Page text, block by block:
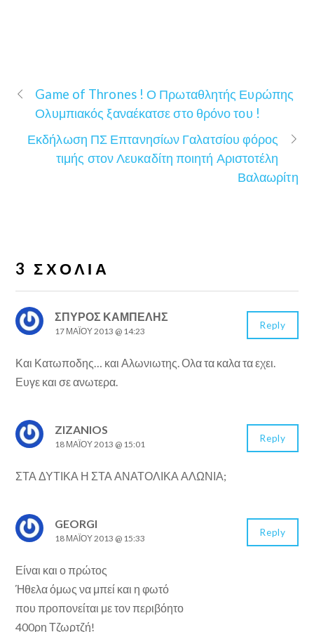
Game of Thrones ! Ο Πρωταθλητής Ευρώπης
Ολυμπιακός ξαναέκατσε στο θρόνο του !
Εκδήλωση ΠΣ Επτανησίων Γαλατσίου φόρος
τιμής στον Λευκαδίτη ποιητή Αριστοτέλη
Βαλαωρίτη
3 ΣΧΌΛΙΑ
ΣΠΥΡΟΣ ΚΑΜΠΕΛΗΣ
17 ΜΑΪ́ΟΥ 2013 @ 14:23
Και Κατωποδης… και Αλωνιωτης. Ολα τα καλα τα εχει.
Ευγε και σε ανωτερα.
Reply
ZIZANIOS
18 ΜΑΪ́ΟΥ 2013 @ 15:01
ΣΤΑ ΔΥΤΙΚΑ Η ΣΤΑ ΑΝΑΤΟΛΙΚΑ ΑΛΩΝΙΑ;
Reply
GEORGI
18 ΜΑΪ́ΟΥ 2013 @ 15:33
Είναι και ο πρώτος
Ήθελα όμως να μπεί και η φωτό
που προπονείται με τον περιβόητο
400ρη Τζωρτζή!
Reply